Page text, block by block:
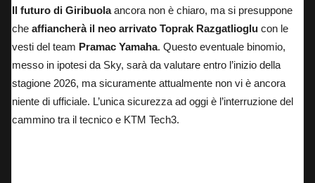
Il futuro di Giribuolaancora non è chiaro, ma si presuppone
che affiancherà il neo arrivato Toprak Razgatlioglu con le
vesti del team Pramac Yamaha. Questo eventuale binomio,
messo in ipotesi da Sky, sarà da valutare entro l’inizio della
stagione 2026, ma sicuramente attualmente non vi è ancora
niente di ufficiale. L’unica sicurezza ad oggi è l’interruzione del
cammino tra il tecnico e KTM Tech3.